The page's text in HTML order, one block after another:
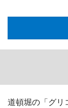
道頓堀の「グリ